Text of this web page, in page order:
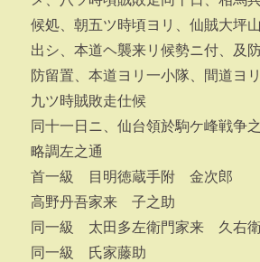
候処、朝五ツ時頃ヨリ、仙賊大坪
出シ、本道ヘ襲来リ候勢ニ付、及
防留置、本道ヨリ一小隊、間道ヨ
九ツ時賊敗走仕候
同十一日ニ、仙台領於駒ケ峰戦争
略調左之通
首一級 目明徳蔵手附 金次郎
高野丹吾家来 子之助
同一級 太田多左衛門家来 久右
同一級 氏家藤助